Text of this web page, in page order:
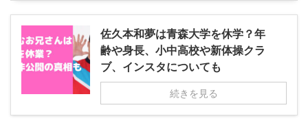
佐久本和夢は青森大学を休学？年
齢や身長、小中高校や新体操クラ
ブ、インスタについても
続きを見る